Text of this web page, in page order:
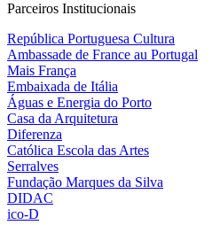
Parceiros Institucionais
República Portuguesa Cultura
Ambassade de France au Portugal
Mais França
Embaixada de Itália
Águas e Energia do Porto
Casa da Arquitetura
Diferenza
Católica Escola das Artes
Serralves
Fundação Marques da Silva
DIDAC
ico-D